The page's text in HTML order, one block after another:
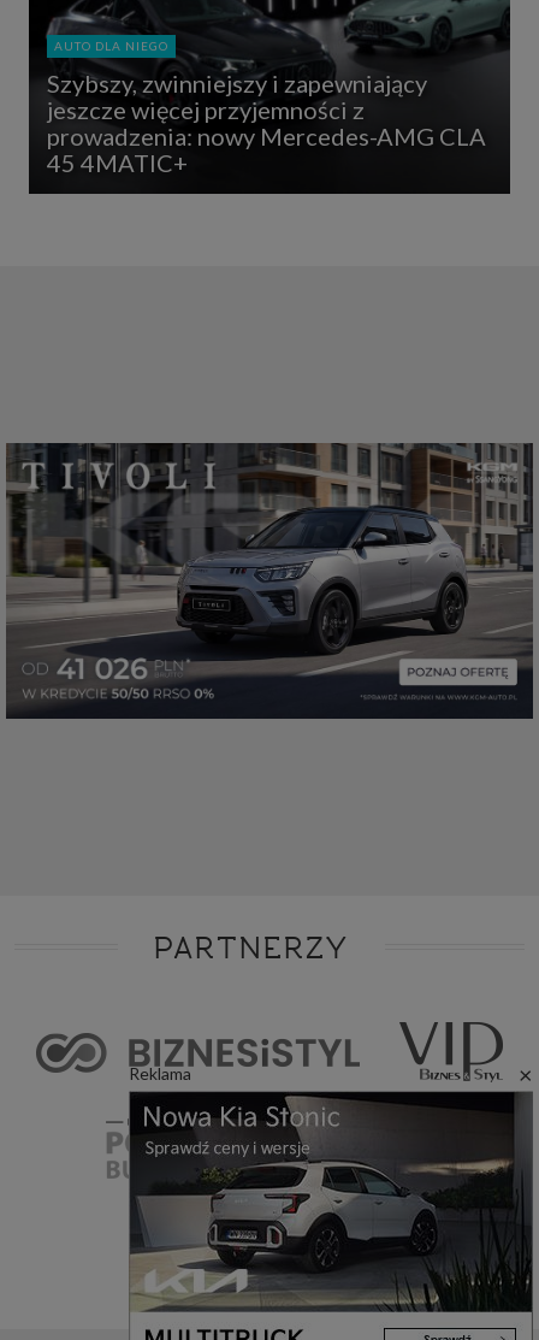
Reklama ×
AUTO DLA NIEGO
Szybszy, zwinniejszy i zapewniający
jeszcze więcej przyjemności z
prowadzenia: nowy Mercedes-AMG CLA
45 4MATIC+
PARTNERZY